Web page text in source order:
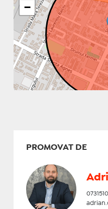
−
PROMOVAT DE